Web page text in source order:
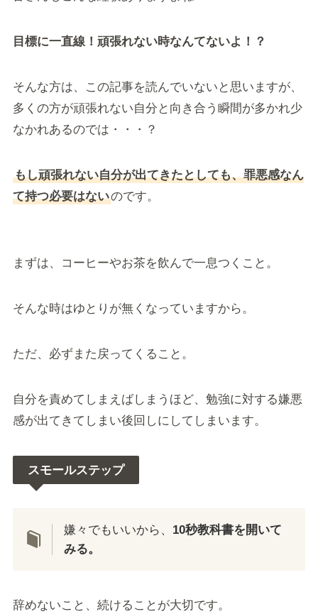
目標に一直線！頑張れない時なんてないよ！？
そんな方は、この記事を読んでいないと思いますが、
多くの方が頑張れない自分と向き合う瞬間が多かれ少
なかれあるのでは・・・？
もし頑張れない自分が出てきたとしても、罪悪感なん
て持つ必要はないのです。
まずは、コーヒーやお茶を飲んで一息つくこと。
そんな時はゆとりが無くなっていますから。
ただ、必ずまた戻ってくること。
自分を責めてしまえばしまうほど、勉強に対する嫌悪
感が出てきてしまい後回しにしてしまいます。
スモールステップ
嫌々でもいいから、 10秒教科書を開いて
みる。
辞めないこと、続けることが大切です。